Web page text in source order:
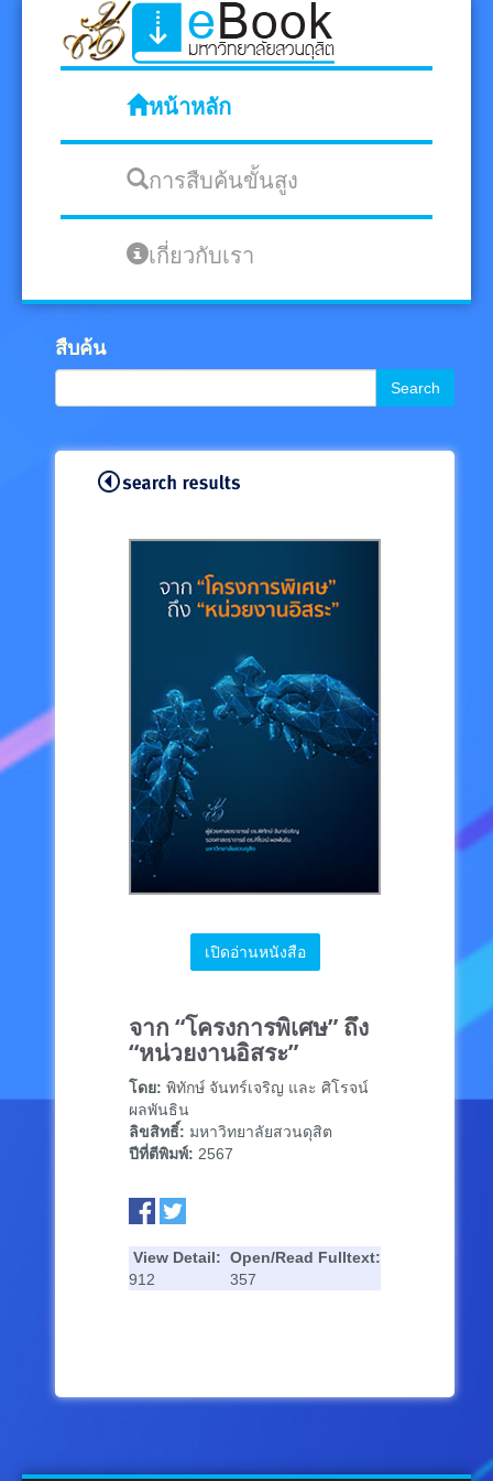
หน้าหลัก
การสืบค้นขั้นสูง
เกี่ยวกับเรา
สืบค้น
Search
เปิดอ่านหนังสือ
จาก “โครงการพิเศษ” ถึง
“หน่วยงานอิสระ”
โดย: พิทักษ์ จันทร์เจริญ และ ศิโรจน์
ผลพันธิน
ลิขสิทธิ์: มหาวิทยาลัยสวนดุสิต
ปีที่ตีพิมพ์: 2567
View Detail:
912
Open/Read Fulltext:
357